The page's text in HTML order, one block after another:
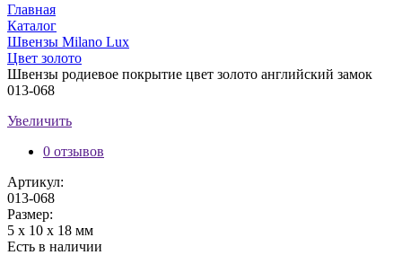
Главная
Каталог
Швензы Milano Lux
Цвет золото
Швензы родиевое покрытие цвет золото английский замок
013-068
Увеличить
0 отзывов
Артикул:
013-068
Размер:
5 х 10 х 18 мм
Есть в наличии